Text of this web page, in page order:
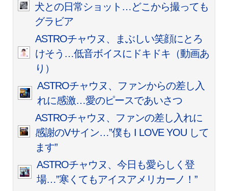
犬との日常ショット…どこから撮っても
グラビア
ASTROチャウヌ、まぶしい笑顔にとろ
けそう…低音ボイスにドキドキ（動画あ
り）
ASTROチャウヌ、ファンからの差し入
れに感激…愛のピースであいさつ
ASTROチャウヌ、ファンの差し入れに
感謝のVサイン…”僕も I LOVE YOU して
ます”
ASTROチャウヌ、今日も愛らしく登
場…”寒くてもアイスアメリカーノ！”